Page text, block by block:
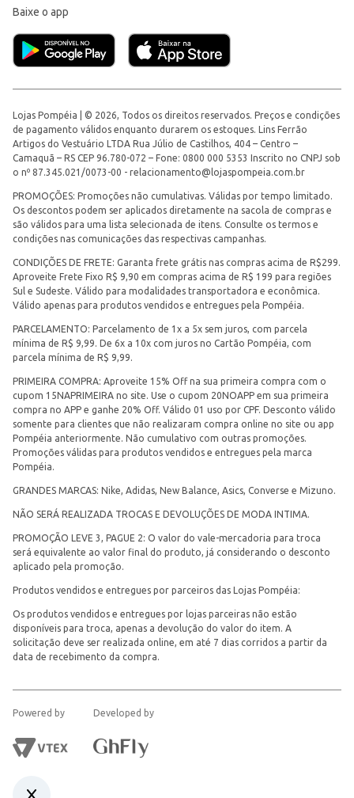
Baixe o app
Lojas Pompéia | © 2026, Todos os direitos reservados. Preços e condições
de pagamento válidos enquanto durarem os estoques. Lins Ferrão
Artigos do Vestuário LTDA Rua Júlio de Castilhos, 404 – Centro –
Camaquã – RS CEP 96.780-072 – Fone: 0800 000 5353 Inscrito no CNPJ sob
o nº 87.345.021/0073-00 - relacionamento@lojaspompeia.com.br
PROMOÇÕES: Promoções não cumulativas. Válidas por tempo limitado.
Os descontos podem ser aplicados diretamente na sacola de compras e
são válidos para uma lista selecionada de itens. Consulte os termos e
condições nas comunicações das respectivas campanhas.
CONDIÇÕES DE FRETE: Garanta frete grátis nas compras acima de R$299.
Aproveite Frete Fixo R$ 9,90 em compras acima de R$ 199 para regiões
Sul e Sudeste. Válido para modalidades transportadora e econômica.
Válido apenas para produtos vendidos e entregues pela Pompéia.
PARCELAMENTO: Parcelamento de 1x a 5x sem juros, com parcela
mínima de R$ 9,99. De 6x a 10x com juros no Cartão Pompéia, com
parcela mínima de R$ 9,99.
PRIMEIRA COMPRA: Aproveite 15% Off na sua primeira compra com o
cupom 15NAPRIMEIRA no site. Use o cupom 20NOAPP em sua primeira
compra no APP e ganhe 20% Off. Válido 01 uso por CPF. Desconto válido
somente para clientes que não realizaram compra online no site ou app
Pompéia anteriormente. Não cumulativo com outras promoções.
Promoções válidas para produtos vendidos e entregues pela marca
Pompéia.
GRANDES MARCAS: Nike, Adidas, New Balance, Asics, Converse e Mizuno.
NÃO SERÁ REALIZADA TROCAS E DEVOLUÇÕES DE MODA INTIMA.
PROMOÇÃO LEVE 3, PAGUE 2: O valor do vale-mercadoria para troca
será equivalente ao valor final do produto, já considerando o desconto
aplicado pela promoção.
Produtos vendidos e entregues por parceiros das Lojas Pompéia:
Os produtos vendidos e entregues por lojas parceiras não estão
disponíveis para troca, apenas a devolução do valor do item. A
solicitação deve ser realizada online, em até 7 dias corridos a partir da
data de recebimento da compra.
Powered by Developed by